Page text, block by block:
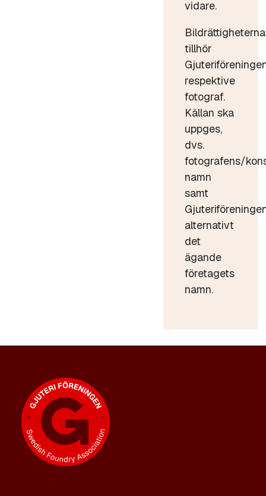
vidare.
Bildrättigheterna
tillhör
respektive
fotograf.
Källan ska
uppges,
dvs.
fotografens/
namn
samt
alternativt
det
ägande
företagets
namn.